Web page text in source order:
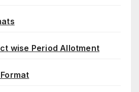
wise Period Allotment